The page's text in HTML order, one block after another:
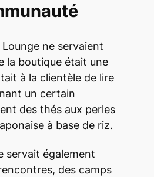
Lounge ne servaient
la boutique était une
à la clientèle de lire
un certain
des thés aux perles
à base de riz.
servait également
des camps